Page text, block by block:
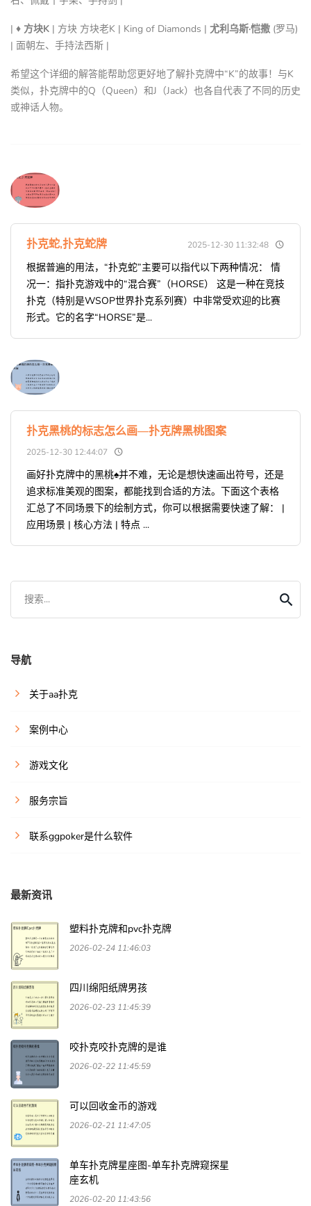
| ♦ 方块K | 方块 方块老K | King of Diamonds | 尤利乌斯·恺撒 (罗马)
| 面朝左、手持法西斯 |
希望这个详细的解答能帮助您更好地了解扑克牌中“K”的故事！与K
类似，扑克牌中的Q（Queen）和J（Jack）也各自代表了不同的历史
或神话人物。
扑克蛇,扑克蛇牌 2025-12-30 11:32:48
根据普遍的用法，“扑克蛇”主要可以指代以下两种情况： 情
况一：指扑克游戏中的“混合赛”（HORSE） 这是一种在竞技
扑克（特别是WSOP世界扑克系列赛）中非常受欢迎的比赛
形式。它的名字“HORSE”是...
扑克黑桃的标志怎么画—扑克牌黑桃图案
2025-12-30 12:44:07
画好扑克牌中的黑桃♠️并不难，无论是想快速画出符号，还是
追求标准美观的图案，都能找到合适的方法。下面这个表格
汇总了不同场景下的绘制方式，你可以根据需要快速了解： |
应用场景 | 核心方法 | 特点 ...
搜索...
导航
关于aa扑克
案例中心
游戏文化
服务宗旨
联系ggpoker是什么软件
最新资讯
塑料扑克牌和pvc扑克牌
2026-02-24 11:46:03
四川绵阳纸牌男孩
2026-02-23 11:45:39
咬扑克咬扑克牌的是谁
2026-02-22 11:45:59
可以回收金币的游戏
2026-02-21 11:47:05
单车扑克牌星座图-单车扑克牌窥探星
座玄机
2026-02-20 11:43:56